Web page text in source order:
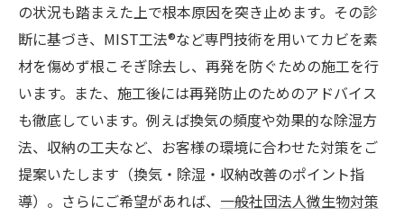
の状況も踏まえた上で根本原因を突き止めます。その診
断に基づき、MIST工法®など専門技術を用いてカビを素
材を傷めず根こそぎ除去し、再発を防ぐための施工を行
います。また、施工後には再発防止のためのアドバイス
も徹底しています。例えば換気の頻度や効果的な除湿方
法、収納の工夫など、お客様の環境に合わせた対策をご
提案いたします（換気・除湿・収納改善のポイント指
導）。さらにご希望があれば、 一般社団法人微生物対策